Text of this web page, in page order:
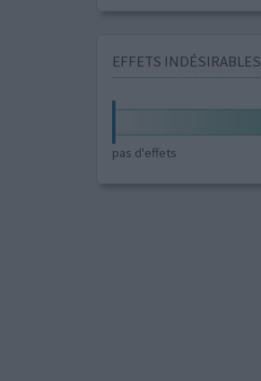
EFFETS INDÉSIRABLES
pas d'effets